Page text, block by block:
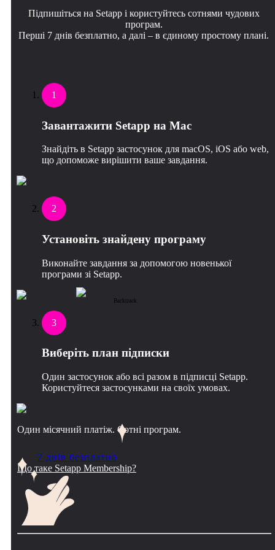
Підпишіться на Setapp і користуйтесь сотнями чудових
програм.
Перші 7 днів безплатно, а далі – в єдиному простому плані.
1
Завантажити Setapp на Mac
Знайдіть в Setapp застосунок для macOS, iOS або web,
що допоможе вирішити ваше завдання.
2
Установіть знайдену програму
Виконайте завдання за допомогою новенької
програми зі Setapp.
Backtrack
3
Виберіть план підписки
Один застосунок або всі разом в підписці Setapp.
Користуйтеся застосунками на своїх умовах.
Один місячний платіж. Сотні програм.
7 днів безплатно
Що таке Setapp Membership?